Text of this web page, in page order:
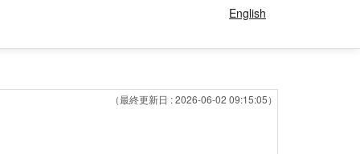
English
（最終更新日 : 2026-06-02 09:15:05）